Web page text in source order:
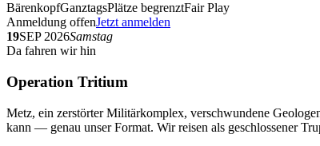
BärenkopfGanztagsPlätze begrenztFair Play
Anmeldung offenJetzt anmelden
19SEP 2026Samstag
Da fahren wir hin
Operation Tritium
Metz, ein zerstörter Militärkomplex, verschwundene
kann — genau unser Format. Wir reisen als geschlossener